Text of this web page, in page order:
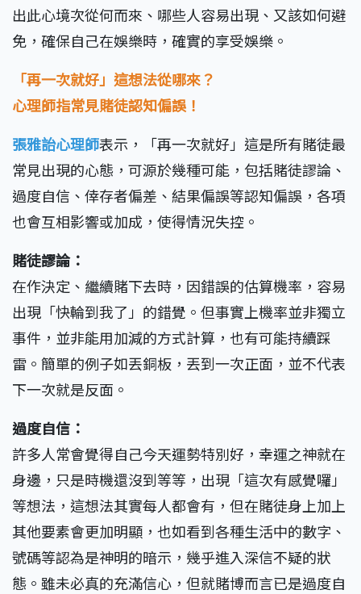
出此心境次從何而來、哪些人容易出現、又該如何避
免，確保自己在娛樂時，確實的享受娛樂。
「再一次就好」這想法從哪來？
心理師指常見賭徒認知偏誤！
張雅詒心理師表示，「再一次就好」這是所有賭徒最
常見出現的心態，可源於幾種可能，包括賭徒謬論、
過度自信、倖存者偏差、結果偏誤等認知偏誤，各項
也會互相影響或加成，使得情況失控。
賭徒謬論：
在作決定、繼續賭下去時，因錯誤的估算機率，容易
出現「快輪到我了」的錯覺。但事實上機率並非獨立
事件，並非能用加減的方式計算，也有可能持續踩
雷。簡單的例子如丟銅板，丟到一次正面，並不代表
下一次就是反面。
過度自信：
許多人常會覺得自己今天運勢特別好，幸運之神就在
身邊，只是時機還沒到等等，出現「這次有感覺囉」
等想法，這想法其實每人都會有，但在賭徒身上加上
其他要素會更加明顯，也如看到各種生活中的數字、
號碼等認為是神明的暗示，幾乎進入深信不疑的狀
態。雖未必真的充滿信心，但就賭博而言已是過度自